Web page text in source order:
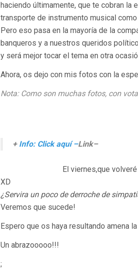
haciendo últimamente, que te cobran la
transporte de instrumento musical
Pero eso pasa en la mayoría de la
banqueros y a nuestros queridos
y será mejor tocar el tema en otra
Ahora, os dejo con mis fotos con la
Nota: Como son muchas fotos, con
+Info: Click aquí –Link–
El viernes,que
XD
¿Servira un poco de derroche de
Veremos que sucede!
Espero que os haya resultando amena
Un abrazooooo!!!
;